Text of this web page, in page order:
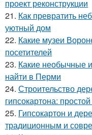
проект реконструкции
21. Как превратить
уютный дом
22. Какие музеи
посетителей
23. Какие необычные
найти в Перми
24. Строительство
гипсокартона:
25. Гипсокартон и
традиционным и